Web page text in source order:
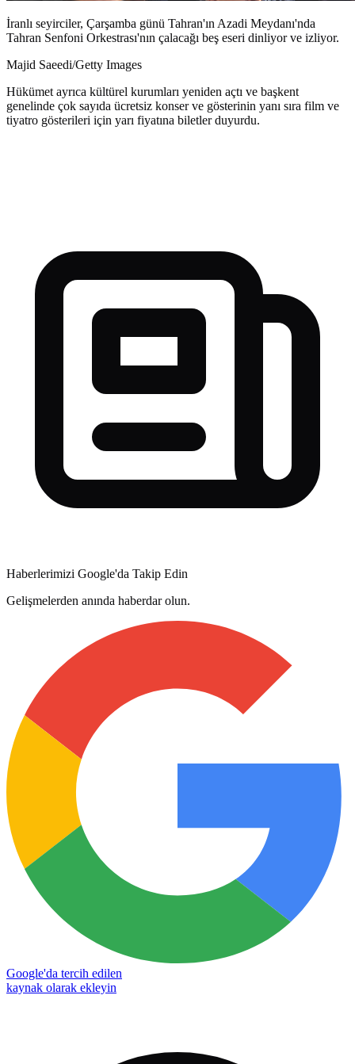
İranlı seyirciler, Çarşamba günü Tahran'ın Azadi Meydanı'nda
Tahran Senfoni Orkestrası'nın çalacağı beş eseri dinliyor ve izliyor.
Majid Saeedi/Getty Images
Hükümet ayrıca kültürel kurumları yeniden açtı ve başkent
genelinde çok sayıda ücretsiz konser ve gösterinin yanı sıra film ve
tiyatro gösterileri için yarı fiyatına biletler duyurdu.
Haberlerimizi Google'da Takip Edin
Gelişmelerden anında haberdar olun.
Google'da tercih edilen
kaynak olarak ekleyin